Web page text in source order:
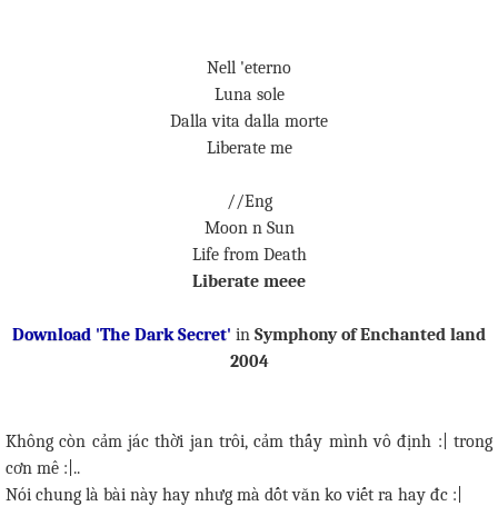
Nell 'eterno
Luna sole
Dalla vita dalla morte
Liberate me
//Eng
Moon n Sun
Life from Death
Liberate meee
Download 'The Dark Secret' in Symphony of Enchanted land
2004
Không còn cảm jác thời jan trôi, cảm thấy mình vô định :| trong
cơn mê :|..
Nói chung là bài này hay nhưg mà dốt văn ko viết ra hay đc :|